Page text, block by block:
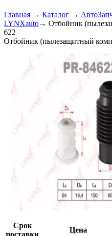
Главная → Каталог →
LYNXauto→ Отбойник
622
Отбойник (пылезащитный
Срок
поставки
Цена